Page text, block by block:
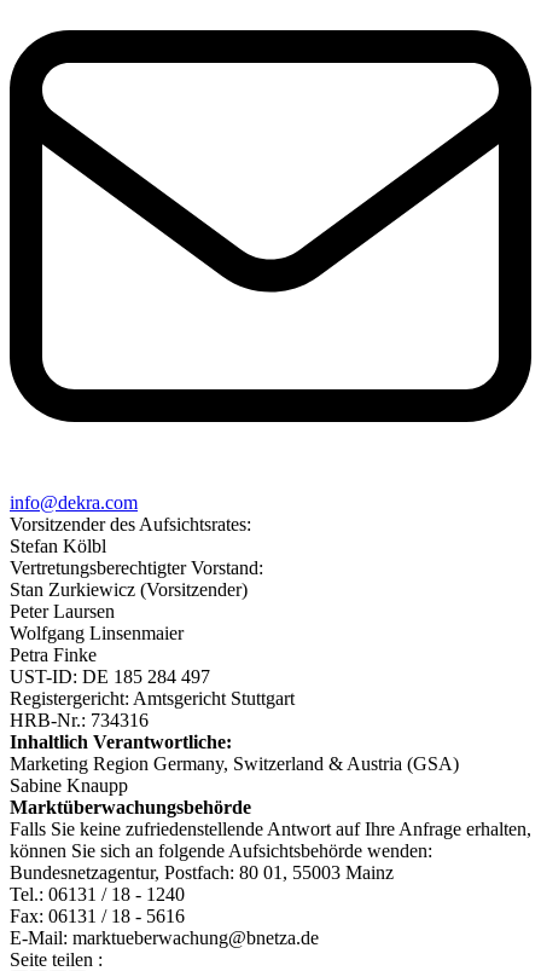
info@dekra.com
Vorsitzender des Aufsichtsrates:
Stefan Kölbl
Vertretungsberechtigter Vorstand:
Stan Zurkiewicz (Vorsitzender)
Peter Laursen
Wolfgang Linsenmaier
Petra Finke
UST-ID: DE 185 284 497
Registergericht: Amtsgericht Stuttgart
HRB-Nr.: 734316
Inhaltlich Verantwortliche:
Marketing Region Germany, Switzerland & Austria (GSA)
Sabine Knaupp
Marktüberwachungsbehörde
Falls Sie keine zufriedenstellende Antwort auf Ihre Anfrage erhalten,
können Sie sich an folgende Aufsichtsbehörde wenden:
Bundesnetzagentur, Postfach: 80 01, 55003 Mainz
Tel.: 06131 / 18 - 1240
Fax: 06131 / 18 - 5616
E-Mail: marktueberwachung@bnetza.de
Seite teilen :